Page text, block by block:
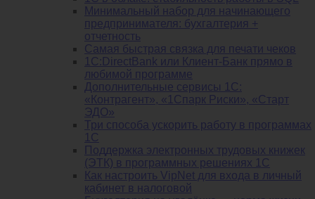
Минимальный набор для начинающего
предпринимателя: бухгалтерия +
отчетность
Самая быстрая связка для печати чеков
1С:DirectBank или Клиент-Банк прямо в
любимой программе
Дополнительные сервисы 1С:
«Контрагент», «1Спарк Риски», «Старт
ЭДО»
Три способа ускорить работу в программах
1С
Поддержка электронных трудовых книжек
(ЭТК) в программных решениях 1С
Как настроить VipNet для входа в личный
кабинет в налоговой